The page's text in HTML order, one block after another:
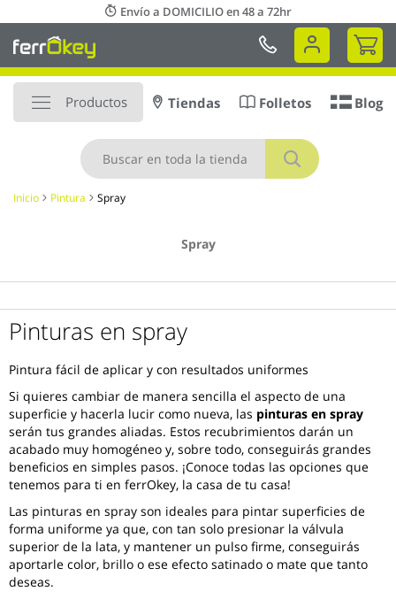
al
contenido
Envío a DOMICILIO en 48 a 72hr
Mi
Productos
Buscar
Tiendas Folletos Blog
Inicio Pintura Spray
Spray
Pinturas en spray
Pintura fácil de aplicar y con resultados uniformes
Si quieres cambiar de manera sencilla el aspecto de una
superficie y hacerla lucir como nueva, las pinturas en spray
serán tus grandes aliadas. Estos recubrimientos darán un
acabado muy homogéneo y, sobre todo, conseguirás grandes
beneficios en simples pasos. ¡Conoce todas las opciones que
tenemos para ti en ferrOkey, la casa de tu casa!
Las pinturas en spray son ideales para pintar superficies de
forma uniforme ya que, con tan solo presionar la válvula
superior de la lata, y mantener un pulso firme, conseguirás
aportarle color, brillo o ese efecto satinado o mate que tanto
deseas.